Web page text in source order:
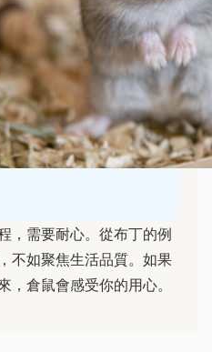
，需要耐心。從布丁的例
不如聚焦生活品質。如果
，倉鼠會感受你的用心。